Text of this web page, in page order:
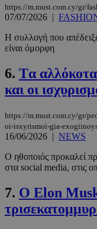
https://m.must.com.cy/gr/
07/07/2026 |
Η συλλογή που
είναι όμορφη
6. Tα
και οι
https://m.must.com.cy/gr/
oi-isxyrismoi-gia-
16/06/2026 | NEWS
Ο ηθοποιός προκαλεί
στα social media, στις
7. Ο Elon Musk